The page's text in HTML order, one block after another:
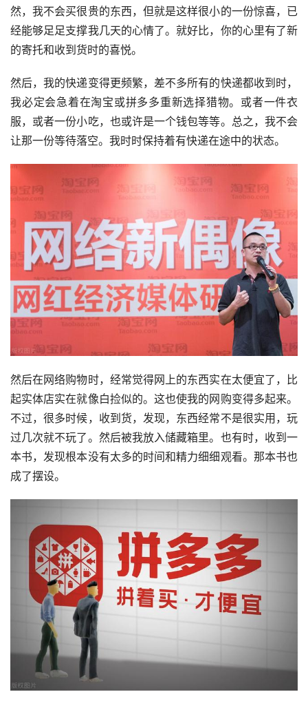
然，我不会买很贵的东西，但就是这样很小的一份惊喜，已
经能够足足支撑我几天的心情了。就好比，你的心里有了新
的寄托和收到货时的喜悦。
然后，我的快递变得更频繁，差不多所有的快递都收到时，
我必定会急着在淘宝或拼多多重新选择猎物。或者一件衣
服，或者一份小吃，也或许是一个钱包等等。总之，我不会
让那一份等待落空。我时时保持着有快递在途中的状态。
然后在网络购物时，经常觉得网上的东西实在太便宜了，比
起实体店实在就像白捡似的。这也使我的网购变得多起来。
不过，很多时候，收到货，发现，东西经常不是很实用，玩
过几次就不玩了。然后被我放入储藏箱里。也有时，收到一
本书，发现根本没有太多的时间和精力细细观看。那本书也
成了摆设。